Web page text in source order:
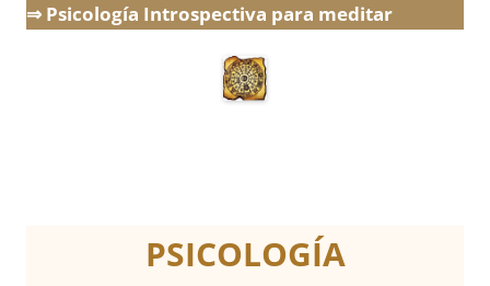
⇒ Psicología Introspectiva para meditar
PSICOLOGÍA